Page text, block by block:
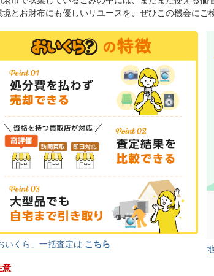
境とお財布にも優しいリユースを、ぜひこの機会にご
いくら」一括査定は こちら
意